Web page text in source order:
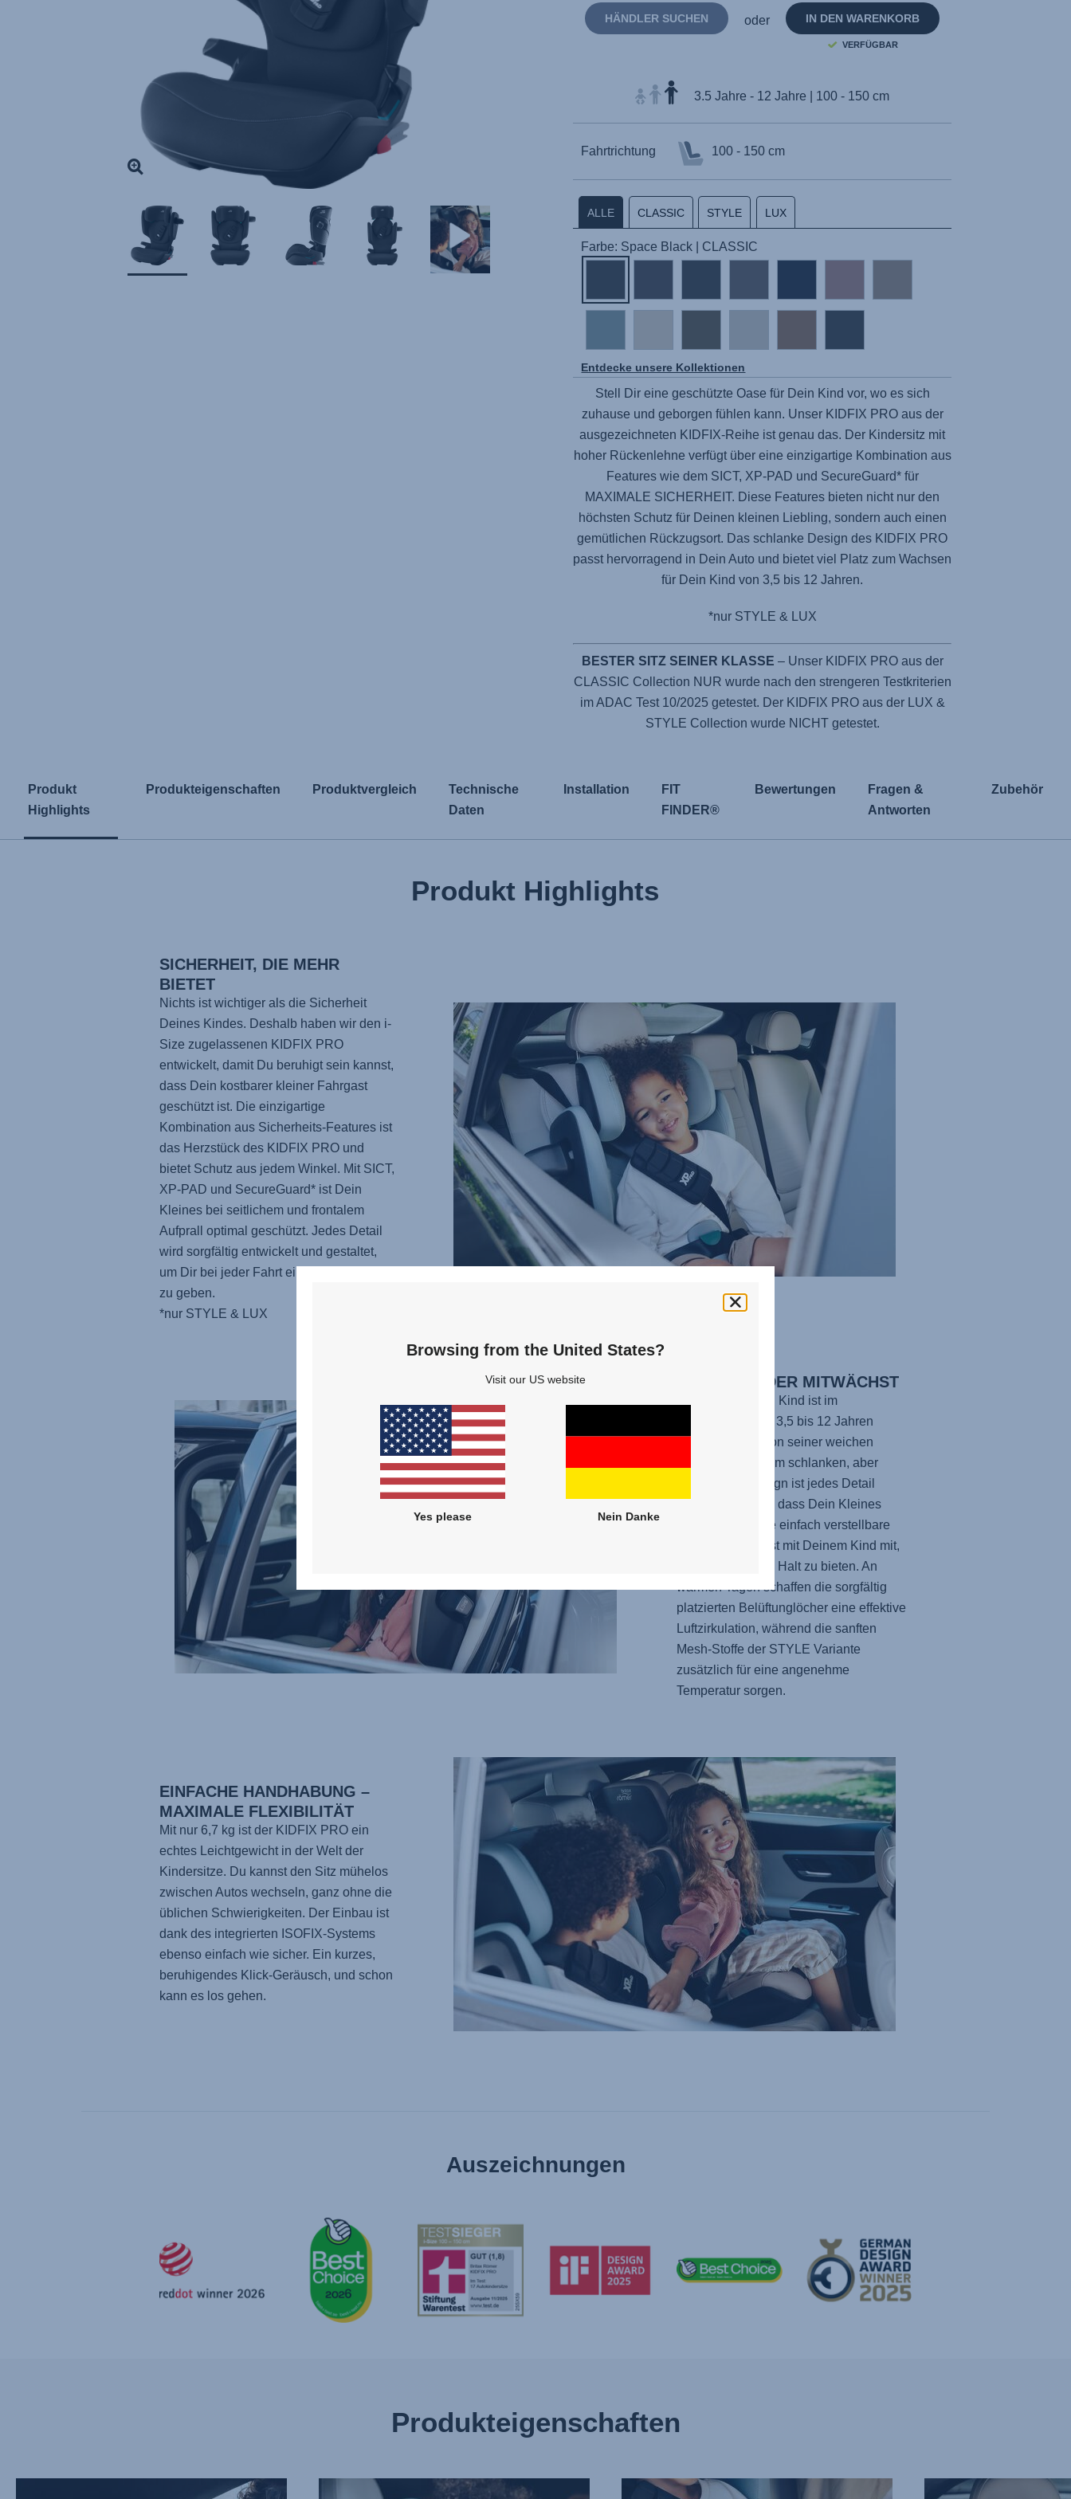
IN DEN WARENKORB
VERFÜGBAR
oder
HÄNDLER SUCHEN
3.5 Jahre - 12 Jahre | 100 - 150 cm
Fahrtrichtung 100 - 150 cm
ALLE CLASSIC STYLE LUX
Farbe: Space Black | CLASSIC
Entdecke unsere Kollektionen
Stell Dir eine geschützte Oase für Dein Kind vor, wo es sich
zuhause und geborgen fühlen kann. Unser KIDFIX PROaus der
ausgezeichneten KIDFIX-Reihe ist genau das. Der Kindersitz mit
hoher Rückenlehne verfügt über eine einzigartige Kombination aus
Features wie dem SICT, XP-PAD und SecureGuard* für
MAXIMALE SICHERHEIT. Diese Features bieten nicht nur den
höchsten Schutz für Deinen kleinen Liebling, sondern auch einen
gemütlichen Rückzugsort. Das schlanke Design des KIDFIX PRO
passt hervorragend in Dein Auto und bietet viel Platz zum Wachsen
für Dein Kind von 3,5 bis 12 Jahren.
*nur STYLE & LUX
BESTER SITZ SEINER KLASSE – Unser KIDFIX PRO aus der
CLASSIC Collection NUR wurde nach den strengeren Testkriterien
im ADAC Test 10/2025 getestet. Der KIDFIX PRO aus der LUX &
STYLE Collection wurde NICHT getestet.
Produkt
Highlights
Produkteigenschaften Produktvergleich
Technische
Daten
Installation
FIT
FINDER®
Bewertungen
Fragen &
Antworten
Zubehör
Produkt Highlights
SICHERHEIT, DIE MEHR
BIETET
Nichts ist wichtiger als die Sicherheit
Deines Kindes. Deshalb haben wir den i-
Size zugelassenen KIDFIX PRO
entwickelt, damit Du beruhigt sein kannst,
dass Dein kostbarer kleiner Fahrgast
geschützt ist. Die einzigartige
Kombination aus Sicherheits-Features ist
das Herzstück des KIDFIX PROund
bietet Schutz aus jedem Winkel. Mit SICT,
XP-PAD und SecureGuard* ist Dein
Kleines bei seitlichem und frontalem
Aufprall optimal geschützt. Jedes Detail
wird sorgfältig entwickelt und gestaltet,
um Dir bei jeder Fahrt ein sicheres Gefühl
zu geben.
*nur STYLE & LUX
KOMFORT, DER MITWÄCHST
Stell Dir vor, Dein Kind ist im
von 3,5 bis 12 Jahren
eingekuschelt. Von seiner weichen
Polsterung bis zum schlanken, aber
geräumigen Design ist jedes Detail
darauf ausgelegt, dass Dein Kleines
bequem reist. Die einfach verstellbare
Kopfstütze wächst mit Deinem Kind mit,
um den perfekten Halt zu bieten. An
warmen Tagen schaffen die sorgfältig
platzierten Belüftunglöcher eine effektive
Luftzirkulation, während die sanften
Mesh-Stoffe der STYLE Variante
zusätzlich für eine angenehme
Temperatur sorgen.
EINFACHE HANDHABUNG –
MAXIMALE FLEXIBILITÄT
Mit nur 6,7 kg ist der KIDFIX PROein
echtes Leichtgewicht in der Welt der
Kindersitze. Du kannst den Sitz mühelos
zwischen Autos wechseln, ganz ohne die
üblichen Schwierigkeiten. Der Einbau ist
dank des integrierten ISOFIX-Systems
ebenso einfach wie sicher. Ein kurzes,
beruhigendes Klick-Geräusch, und schon
kann es los gehen.
Auszeichnungen
Produkteigenschaften
HERVORRAGENDER SCHUTZ BEQUEME
Browsing from the United States?
Visit our US website
Yes please Nein Danke